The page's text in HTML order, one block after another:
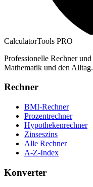
CalculatorTools PRO
Professionelle Rechner
Mathematik und den Alltag.
Rechner
BMI-Rechner
Prozentrechner
Hypothekenrechner
Zinseszins
Alle Rechner
A-Z-Index
Konverter